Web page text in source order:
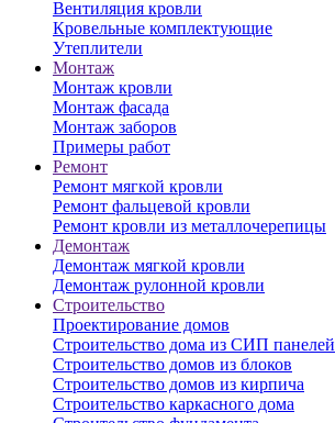
Вентиляция кровли
Кровельные комплектующие
Утеплители
Монтаж
Монтаж кровли
Монтаж фасада
Монтаж заборов
Примеры работ
Ремонт
Ремонт мягкой кровли
Ремонт фальцевой кровли
Ремонт кровли из металлочерепицы
Демонтаж
Демонтаж мягкой кровли
Демонтаж рулонной кровли
Строительство
Проектирование домов
Строительство дома из СИП панелей
Строительство домов из блоков
Строительство домов из кирпича
Строительство каркасного дома